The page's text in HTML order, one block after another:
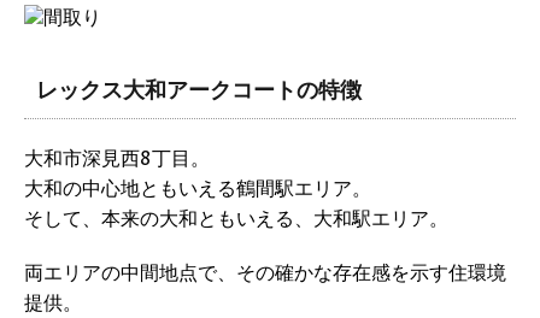
レックス大和アークコートの特徴
大和市深見西8丁目。
大和の中心地ともいえる鶴間駅エリア。
そして、本来の大和ともいえる、大和駅エリア。
両エリアの中間地点で、その確かな存在感を示す住環境
提供。